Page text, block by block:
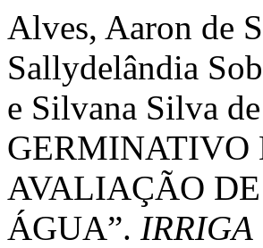
Alves, Aaron de
Sallydelândia
e Silvana Silva
GERMINATIVO
AVALIAÇÃO
ÁGUA”. IRRIGA